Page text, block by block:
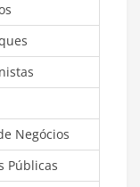
Negócios
Públicas